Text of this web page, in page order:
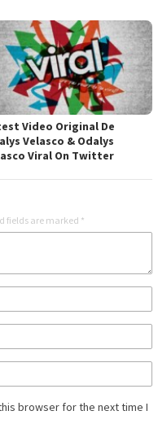
Video Original De
Velasco & Odalys
Viral On Twitter
fields are marked *
browser for the next time I